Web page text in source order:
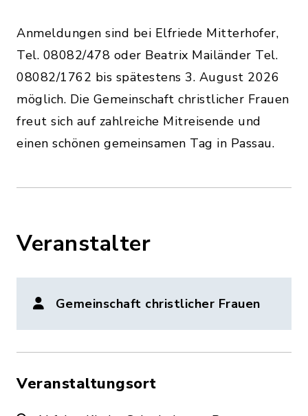
Anmeldungen sind bei Elfriede Mitterhofer,
Tel. 08082/478 oder Beatrix Mailänder Tel.
08082/1762 bis spätestens 3. August 2026
möglich. Die Gemeinschaft christlicher Frauen
freut sich auf zahlreiche Mitreisende und
einen schönen gemeinsamen Tag in Passau.
Veranstalter
Gemeinschaft christlicher Frauen
Veranstaltungsort